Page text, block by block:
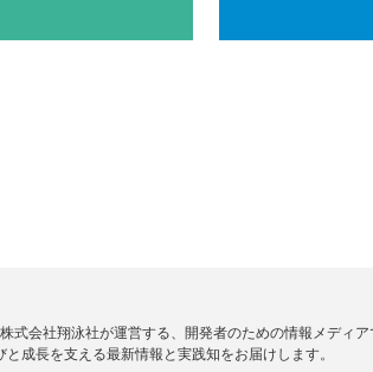
式会社翔泳社が運営する、開発者のための情報メディ
成長を支える最新情報と実践知をお届けします。